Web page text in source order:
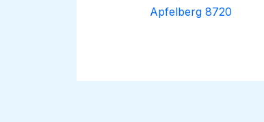
Apfelberg 8720